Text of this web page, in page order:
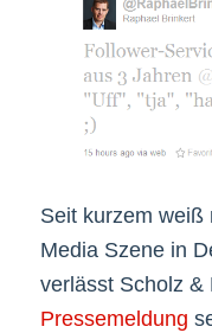
Seit kurzem weiß
Media Szene in
verlässt Scholz &
Pressemeldung